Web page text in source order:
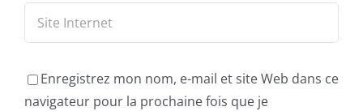
Enregistrez mon nom, e-mail et site Web dans ce
navigateur pour la prochaine fois que je